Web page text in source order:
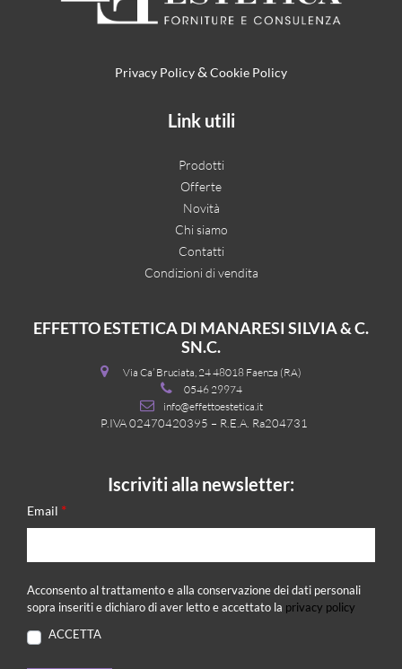
Privacy Policy& Cookie Policy
Link utili
Prodotti
Offerte
Novità
Chi siamo
Contatti
Condizioni di vendita
EFFETTO ESTETICA DI MANARESI SILVIA & C.
SN.C.
Via Ca’ Bruciata, 24 48018 Faenza (RA)
0546 29974
info@effettoestetica.it
P.IVA 02470420395 – R.E.A. Ra204731
Iscriviti alla newsletter:
Email *
Acconsento al trattamento e alla conservazione dei dati personali
sopra inseriti e dichiaro di aver letto e accettato la privacy policy
ACCETTA